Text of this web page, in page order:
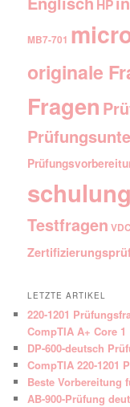
HP
MB7-701
originale
Fragen
Testfragen
LETZTE ARTIKEL
220-1201
CompTIA A+ Core 1
DP-600-deutsch
CompTIA 220-1201
Beste Vorbereitung
AB-900-Prüfung